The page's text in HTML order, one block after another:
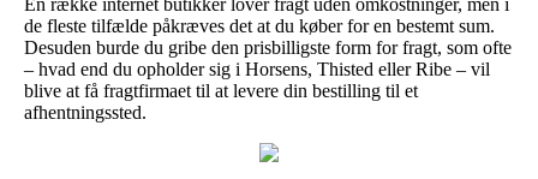
de fleste tilfælde påkræves det at du køber for en bestemt sum.
Desuden burde du gribe den prisbilligste form for fragt, som ofte
– hvad end du opholder sig i Horsens, Thisted eller Ribe – vil
blive at få fragtfirmaet til at levere din bestilling til et
afhentningssted.